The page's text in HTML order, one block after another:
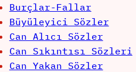
Burçlar-Fallar
Büyüleyici Sözler
Can Alıcı Sözler
Can Sıkıntısı Sözleri
Can Yakan Sözler